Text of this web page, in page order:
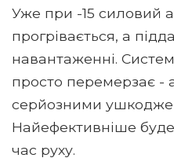
Уже при -15 силовий
прогрівається, а
навантаженні.
просто перемерзає -
серйозними
Найефективніше
час руху.